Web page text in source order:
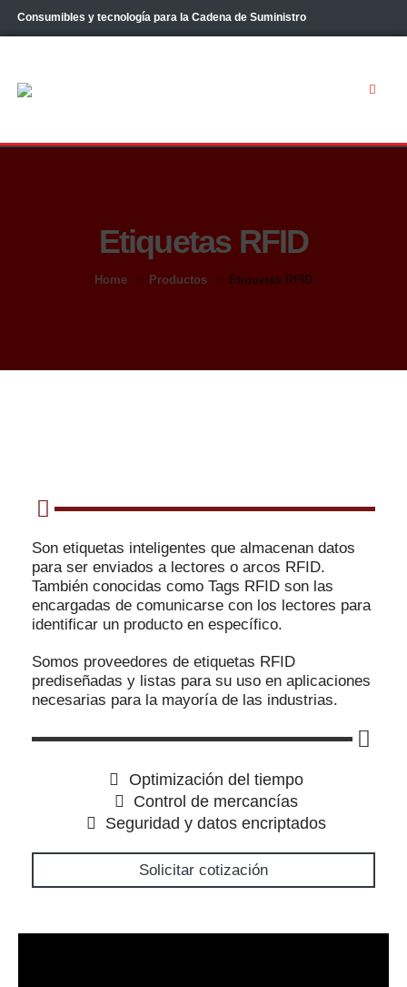
Consumibles y tecnología para la Cadena de Suministro
Etiquetas RFID
Home Productos Etiquetas RFID
Son etiquetas inteligentes que almacenan datos
para ser enviados a lectores o arcos RFID.
También conocidas como Tags RFID son las
encargadas de comunicarse con los lectores para
identificar un producto en específico.
Somos proveedores de etiquetas RFID
prediseñadas y listas para su uso en aplicaciones
necesarias para la mayoría de las industrias.
Optimización del tiempo
Control de mercancías
Seguridad y datos encriptados
Solicitar cotización